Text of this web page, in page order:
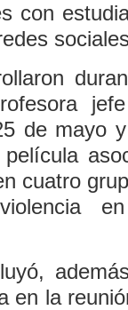
con
de mayo
cuatro
en
en la